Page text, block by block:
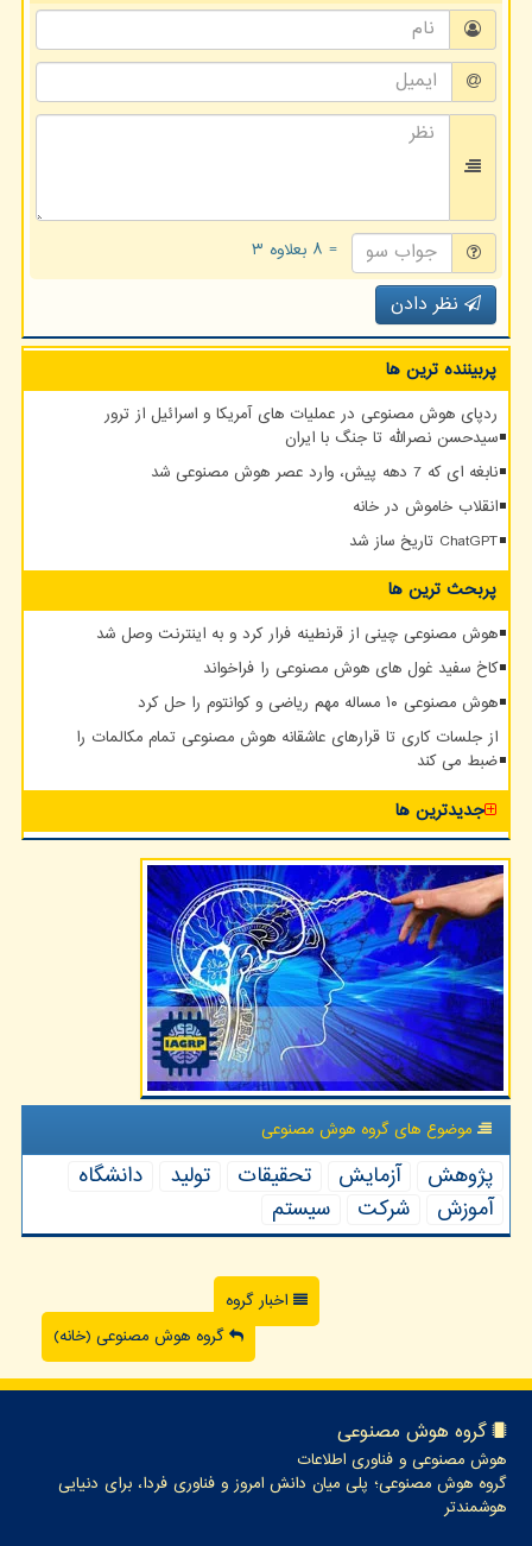
= ۸ بعلاوه ۳
نظر دادن
پربیننده ترین ها
ردپای هوش مصنوعی در عملیات های آمریکا و اسرائیل از ترور
سیدحسن نصرالله تا جنگ با ایران
نابغه ای که 7 دهه پیش، وارد عصر هوش مصنوعی شد
انقلاب خاموش در خانه
ChatGPT تاریخ ساز شد
پربحث ترین ها
هوش مصنوعی چینی از قرنطینه فرار کرد و به اینترنت وصل شد
کاخ سفید غول های هوش مصنوعی را فراخواند
هوش مصنوعی ۱۰ مساله مهم ریاضی و کوانتوم را حل کرد
از جلسات کاری تا قرارهای عاشقانه هوش مصنوعی تمام مکالمات را
ضبط می کند
جدیدترین ها
موضوع های گروه هوش مصنوعی
پژوهش آزمایش تحقیقات تولید
دانشگاه
آموزش
شركت سیستم
اخبار گروه
گروه هوش مصنوعی (خانه)
گروه هوش مصنوعی
هوش مصنوعی و فناوری اطلاعات
گروه هوش مصنوعی؛ پلی میان دانش امروز و فناوری فردا، برای دنیایی
هوشمندتر